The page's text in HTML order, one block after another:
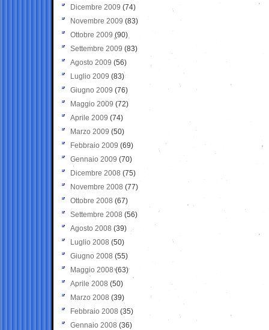
Dicembre 2009 (74)
Novembre 2009 (83)
Ottobre 2009 (90)
Settembre 2009 (83)
Agosto 2009 (56)
Luglio 2009 (83)
Giugno 2009 (76)
Maggio 2009 (72)
Aprile 2009 (74)
Marzo 2009 (50)
Febbraio 2009 (69)
Gennaio 2009 (70)
Dicembre 2008 (75)
Novembre 2008 (77)
Ottobre 2008 (67)
Settembre 2008 (56)
Agosto 2008 (39)
Luglio 2008 (50)
Giugno 2008 (55)
Maggio 2008(63)
Aprile 2008 (50)
Marzo 2008 (39)
Febbraio 2008 (35)
Gennaio 2008 (36)